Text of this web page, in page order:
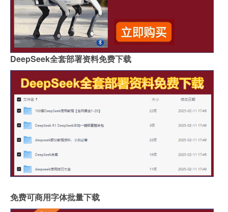
DeepSeek全套部署资料免费下载
免费可商用字体批量下载